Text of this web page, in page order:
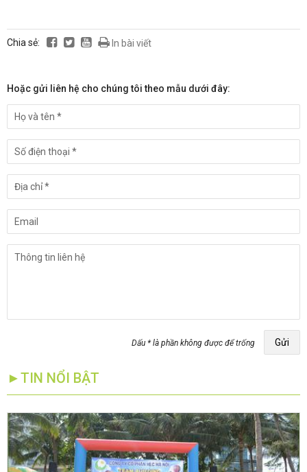
Chia sẻ: In bài viết
Hoặc gửi liên hệ cho chúng tôi theo mẫu dưới đây:
Dấu * là phần không được để trống Gửi
►TIN NỔI BẬT